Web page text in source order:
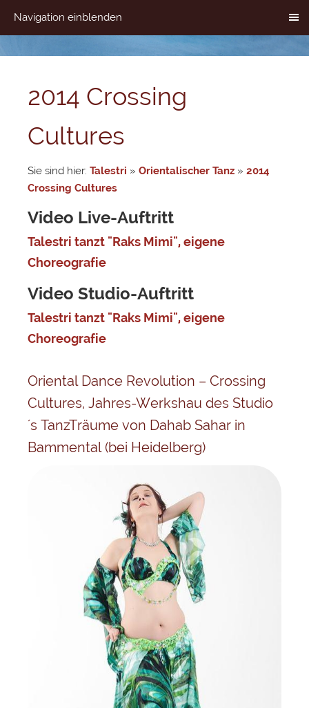
Navigation einblenden
2014 Crossing
Cultures
Sie sind hier: Talestri » Orientalischer Tanz » 2014
Crossing Cultures
Video Live-Auftritt
Talestri tanzt "Raks Mimi", eigene
Choreografie
Video Studio-Auftritt
Talestri tanzt "Raks Mimi", eigene
Choreografie
Oriental Dance Revolution – Crossing
Cultures, Jahres-Werkshau des Studio
´s TanzTräume von Dahab Sahar in
Bammental (bei Heidelberg)